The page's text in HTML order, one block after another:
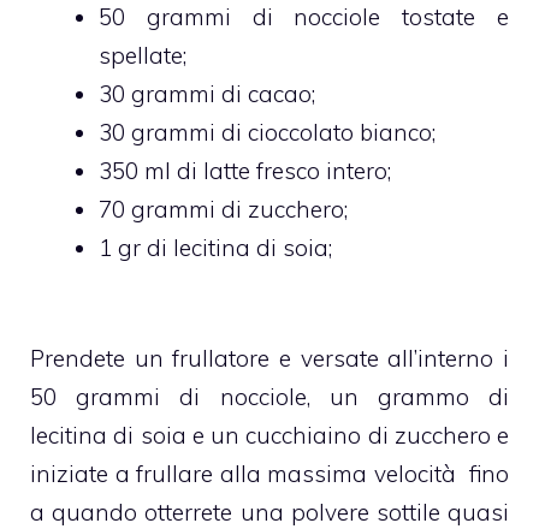
50 grammi di nocciole tostate e
spellate;
30 grammi di cacao;
30 grammi di cioccolato bianco;
350 ml di latte fresco intero;
70 grammi di zucchero;
1 gr di lecitina di soia;
Prendete un frullatore e versate all’interno i
50 grammi di nocciole, un grammo di
lecitina di soia e un cucchiaino di zucchero e
iniziate a frullare alla massima velocità fino
a quando otterrete una polvere sottile quasi